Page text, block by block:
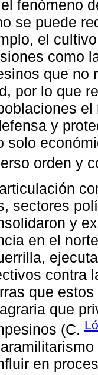
fenómeno
se puede
el
como
que no
por lo que
y
solo
orden y
sectores
y
en el
contra
que
que
(C.
en